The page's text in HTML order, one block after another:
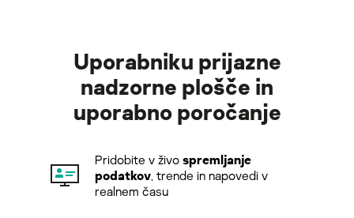
Uporabniku prijazne
nadzorne plošče in
uporabno poročanje
Pridobite v živo spremljanje
podatkov , trende in napovedi v
realnem času